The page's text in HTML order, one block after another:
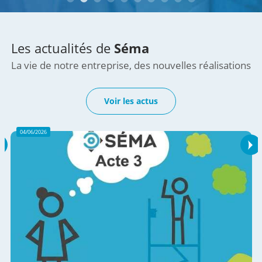
Les actualités de Séma
La vie de notre entreprise, des nouvelles réalisations
Voir les actus
04/06/2026